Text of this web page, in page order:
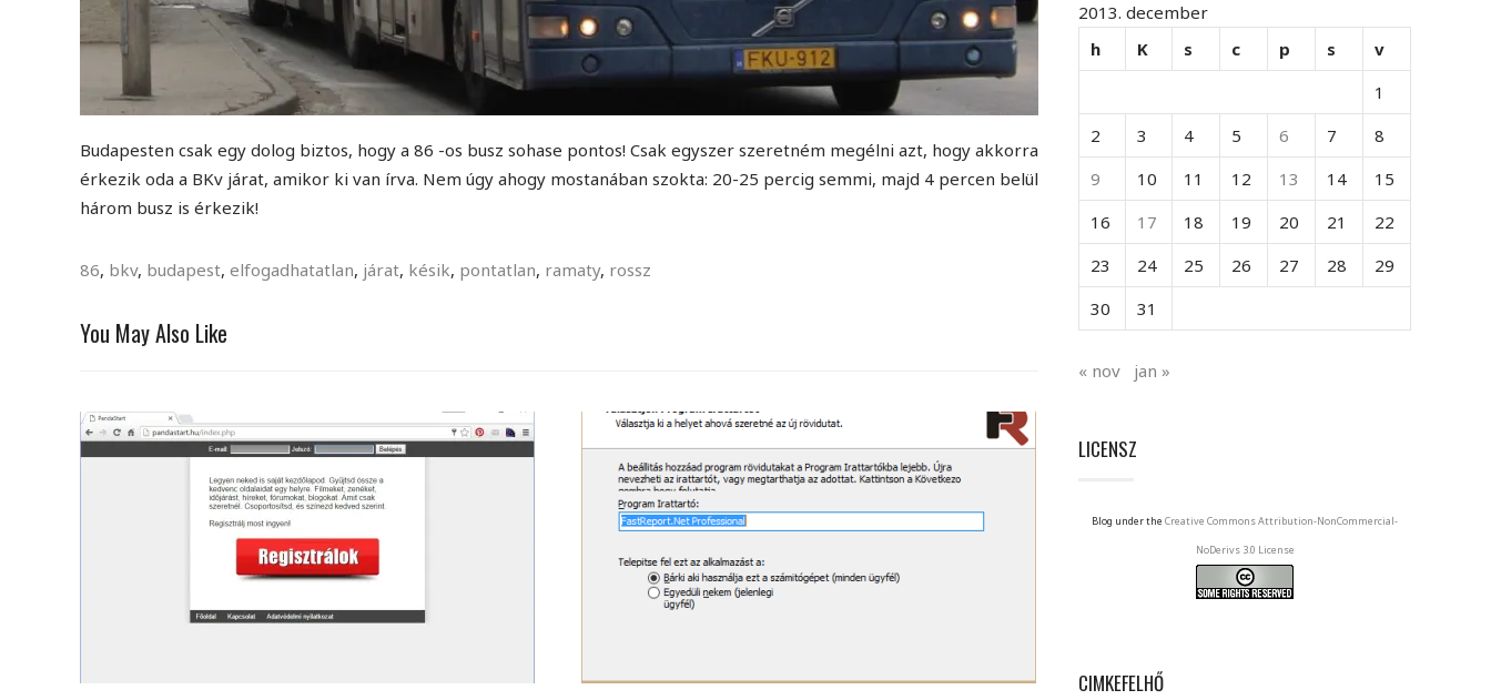
Budapesten csak egy dolog biztos, hogy a 86 -os busz sohase pontos! Csak egyszer szeretném megélni azt, hogy akkorra
érkezik oda a BKv járat, amikor ki van írva. Nem úgy ahogy mostanában szokta: 20-25 percig semmi, majd 4 percen belül
három busz is érkezik!
86, bkv, budapest, elfogadhatatlan, járat, késik, pontatlan, ramaty, rossz
You May Also Like
2013. december
h
K s c p s
v
1
2
3 4 5 6 7
8
9
10 11 12 13 14
15
16
17 18 19 20 21
22
23
24 25 26 27 28
29
30
31
« nov jan »
LICENSZ
Blog under the Creative Commons Attribution-NonCommercial-
NoDerivs 3.0 License
CIMKEFELHŐ